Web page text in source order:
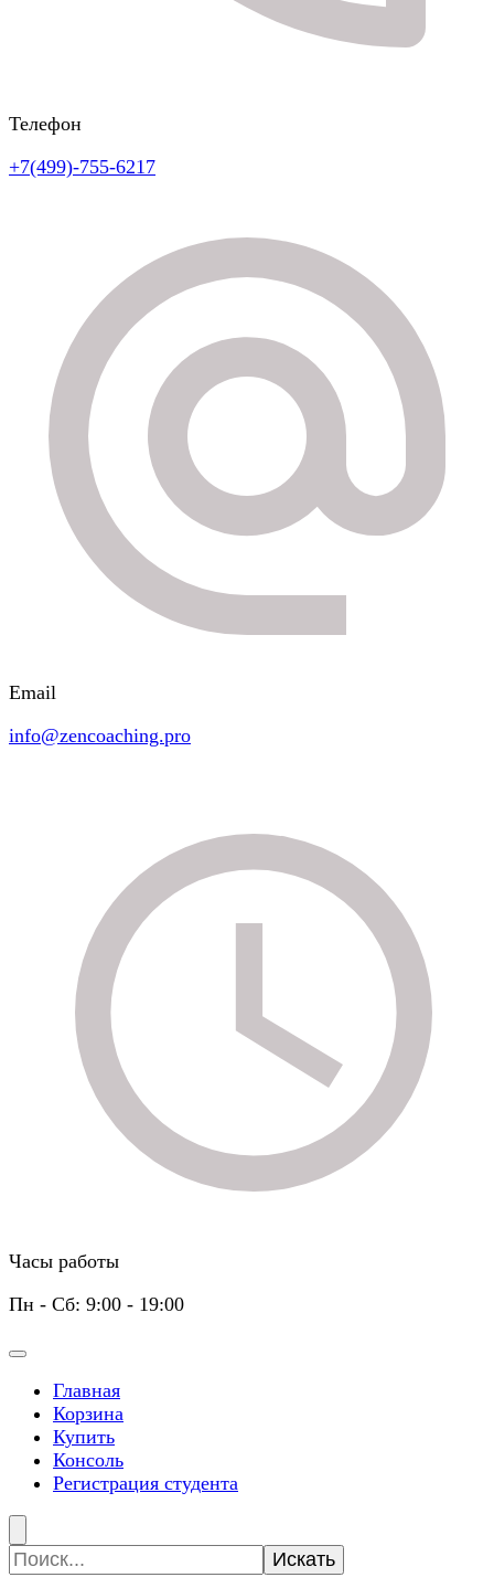
Телефон
+7(499)-755-6217
Email
info@zencoaching.pro
Часы работы
Пн - Сб: 9:00 - 19:00
Главная
Корзина
Купить
Консоль
Регистрация студента
Искать: